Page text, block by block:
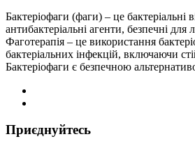
Бактеріофаги (фаги) – це бактеріальні
антибактеріальні агенти, безпечні для
Фаготерапія – це використання
бактеріальних інфекцій, включаючи
Бактеріофаги є безпечною
Приєднуйтесь